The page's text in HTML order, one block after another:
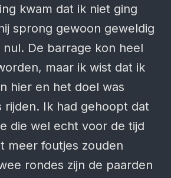
kwam dat ik niet ging
sprong gewoon geweldig
De barrage kon heel
maar ik wist dat ik
hier en het doel was
rijden. Ik had gehoopt dat
die wel echt voor de tijd
meer foutjes zouden
rondes zijn de paarden